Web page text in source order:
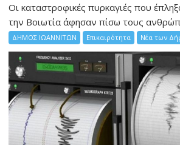
Οι καταστροφικές πυρκαγιές που
την Bοιωτία άφησαν πίσω τους
ΔΗΜΟΣ ΙΩΑΝΝΙΤΩΝ Επικαιρότητα Νέα των